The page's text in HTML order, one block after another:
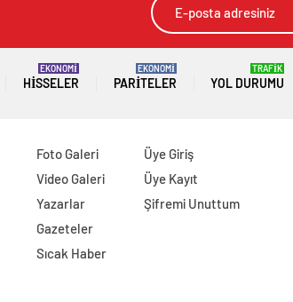
HISSELER
EKONOMİ
PARITELER
EKONOMİ
YOL DURUMU
TRAFİK
Foto Galeri
Video Galeri
Yazarlar
Gazeteler
Sıcak Haber
Üye Giriş
Üye Kayıt
Şifremi Unuttum